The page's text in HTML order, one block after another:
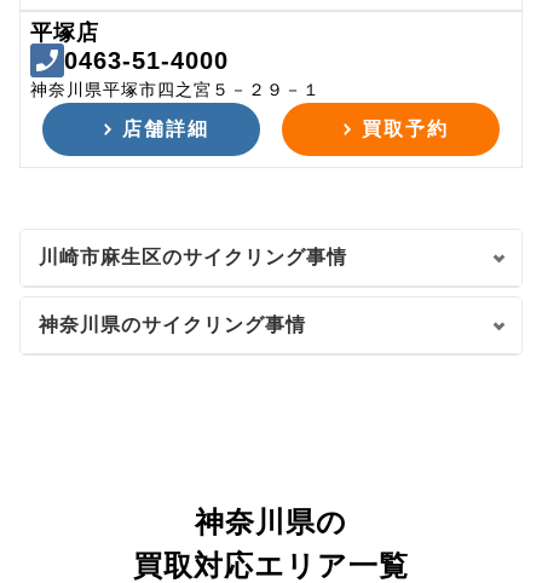
平塚店
0463-51-4000
神奈川県平塚市四之宮５－２９－１
店舗詳細 買取予約
川崎市麻生区のサイクリング事情
神奈川県のサイクリング事情
神奈川県の
買取対応エリア一覧